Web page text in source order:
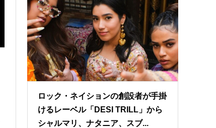
ロック・ネイションの創設者が手掛
けるレーベル「DESI TRILL」から
シャルマリ、ナタニア、スブ...